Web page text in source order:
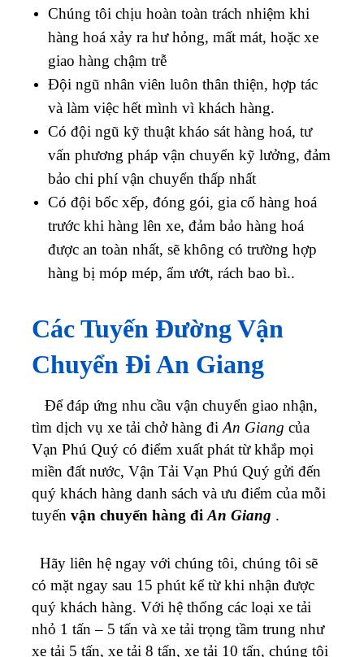
Chúng tôi chịu hoàn toàn trách nhiệm khi
hàng hoá xảy ra hư hỏng, mất mát, hoặc xe
giao hàng chậm trễ
Đội ngũ nhân viên luôn thân thiện, hợp tác
và làm việc hết mình vì khách hàng.
Có đội ngũ kỹ thuật kháo sát hàng hoá, tư
vấn phương pháp vận chuyển kỹ lưởng, đảm
bảo chi phí vận chuyển thấp nhất
Có đội bốc xếp, đóng gói, gia cố hàng hoá
trước khi hàng lên xe, đảm bảo hàng hoá
được an toàn nhất, sẽ không có trường hợp
hàng bị móp mép, ẩm ướt, rách bao bì..
Các Tuyến Đường Vận
Chuyển Đi An Giang
Để đáp ứng nhu cầu vận chuyển giao nhận,
tìm dịch vụ xe tải chở hàng đi An Giang của
Vạn Phú Quý có điểm xuất phát từ khắp mọi
miền đất nước, Vận Tải Vạn Phú Quý gửi đến
quý khách hàng danh sách và ưu điểm của mỗi
tuyến vận chuyển hàng đi An Giang .
Hãy liên hệ ngay với chúng tôi, chúng tôi sẽ
có mặt ngay sau 15 phút kể từ khi nhận được
quý khách hàng. Với hệ thống các loại xe tải
nhỏ 1 tấn – 5 tấn và xe tải trọng tầm trung như
xe tải 5 tấn, xe tải 8 tấn, xe tải 10 tấn, chúng tôi